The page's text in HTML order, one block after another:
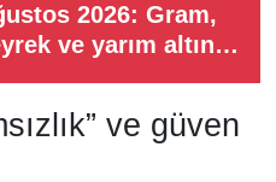
2026: Gram,
ve yarım altın
ve güven